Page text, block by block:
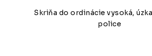
Skriňa do ordinácie vysoká,
police